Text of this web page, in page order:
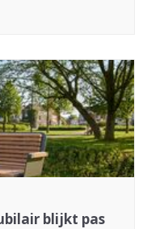
blijkt pas